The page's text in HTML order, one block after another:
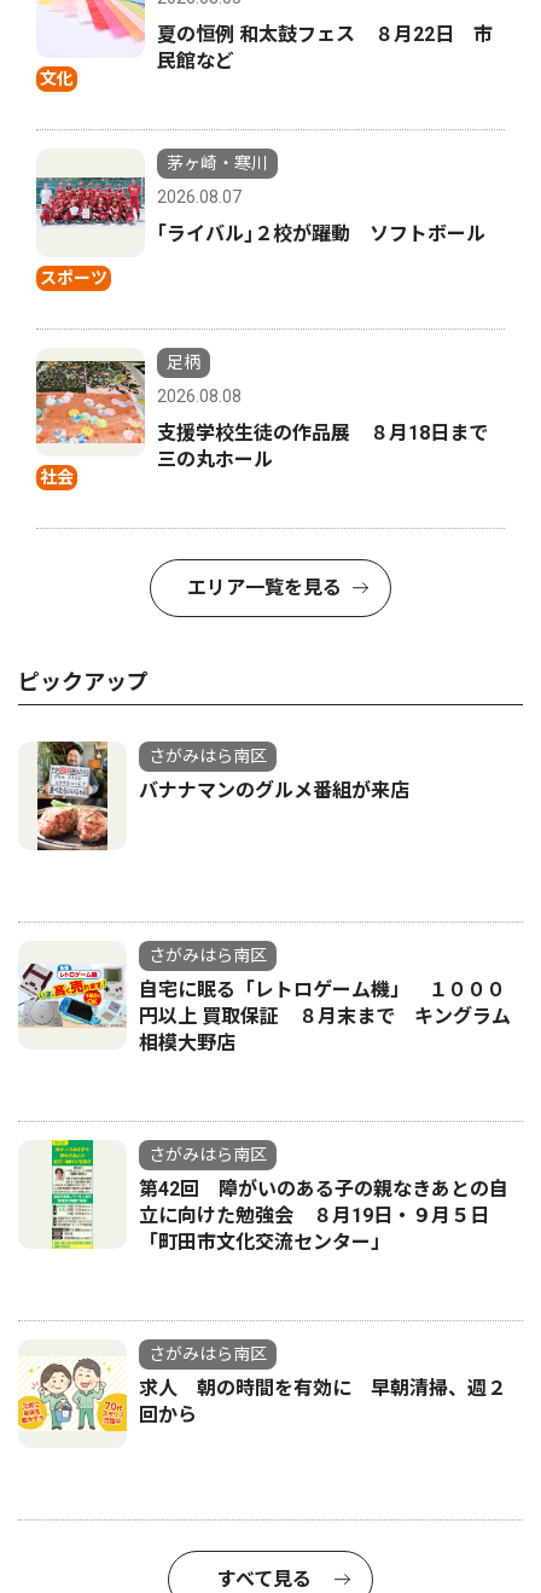
文化
夏の恒例 和太鼓フェス ８月22日 市
民館など
スポーツ
茅ヶ崎・寒川
2026.08.07
｢ライバル｣２校が躍動 ソフトボール
社会
足柄
2026.08.08
支援学校生徒の作品展 ８月18日まで
三の丸ホール
エリア一覧を見る
ピックアップ
さがみはら南区
バナナマンのグルメ番組が来店
さがみはら南区
自宅に眠る「レトロゲーム機」 １０００
円以上 買取保証 ８月末まで キングラム
相模大野店
さがみはら南区
第42回 障がいのある子の親なきあとの自
立に向けた勉強会 ８月19日・９月５日
「町田市文化交流センター」
さがみはら南区
求人 朝の時間を有効に 早朝清掃、週２
回から
すべて見る